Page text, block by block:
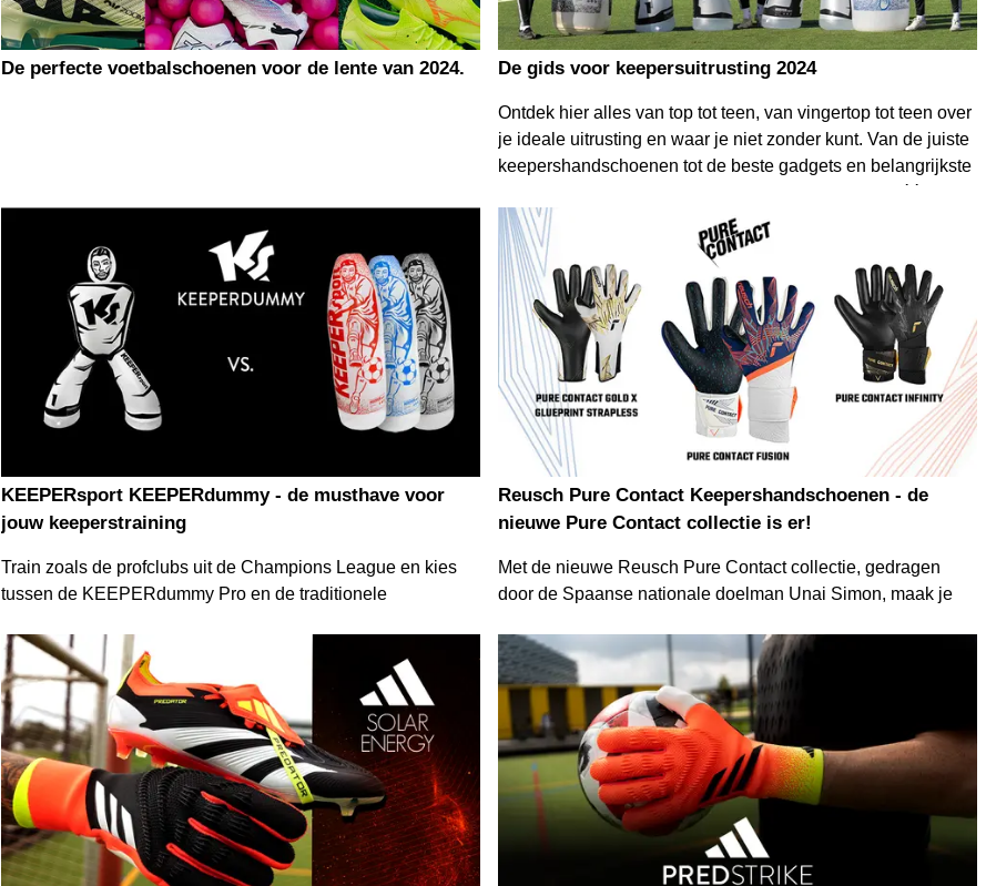
De perfecte voetbalschoenen voor de lente van 2024. De gids voor keepersuitrusting 2024
Ontdek hier alles van top tot teen, van vingertop tot teen over
je ideale uitrusting en waar je niet zonder kunt. Van de juiste
keepershandschoenen tot de beste gadgets en belangrijkste
oogopslag!
KEEPERsport KEEPERdummy - de musthave voor
jouw keeperstraining
Train zoals de profclubs uit de Champions League en kies
tussen de KEEPERdummy Pro en de traditionele
München vertrouwen op de KEEPERdummy - hier kun je
zien waarom!
Reusch Pure Contact Keepershandschoenen - de
nieuwe Pure Contact collectie is er!
Met de nieuwe Reusch Pure Contact collectie, gedragen
door de Spaanse nationale doelman Unai Simon, maak je
de Gold X Glueprint Strapless-, Fusion- of Infinity-modellen
bij KEEPERsport!